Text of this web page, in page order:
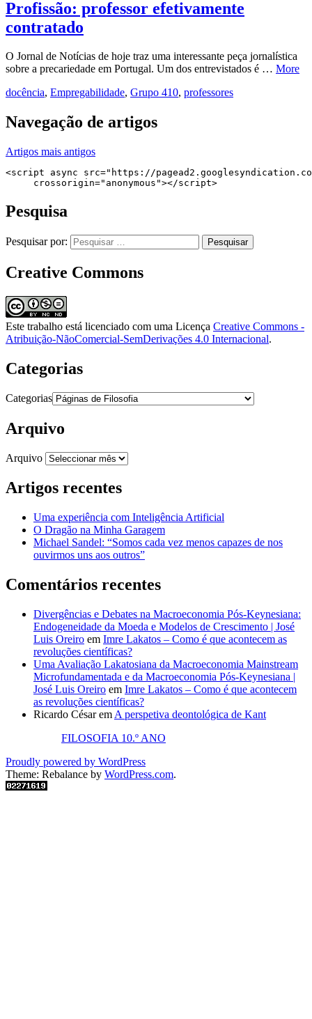
Profissão: professor efetivamente
contratado
O Jornal de Notícias de hoje traz uma interessante peça jornalística
sobre a precariedade em Portugal. Um dos entrevistados é … More
docência, Empregabilidade, Grupo 410, professores
Navegação de artigos
Artigos mais antigos
<script async src="https://
     crossorigin="anonymous"></script>
Pesquisa
Pesquisar por:
Creative Commons
Este trabalho está licenciado com uma Licença Creative Commons -
Atribuição-NãoComercial-SemDerivações 4.0 Internacional.
Categorias
Categorias
Arquivo
Arquivo
Artigos recentes
Uma experiência com Inteligência Artificial
O Dragão na Minha Garagem
Michael Sandel: “Somos cada vez menos capazes de nos
ouvirmos uns aos outros”
Comentários recentes
Divergências e Debates na Macroeconomia Pós-Keynesiana:
Endogeneidade da Moeda e Modelos de Crescimento | José
Luis Oreiro em Imre Lakatos – Como é que acontecem as
revoluções científicas?
Uma Avaliação Lakatosiana da Macroeconomia Mainstream
Microfundamentada e da Macroeconomia Pós-Keynesiana |
José Luis Oreiro em Imre Lakatos – Como é que acontecem
as revoluções científicas?
Ricardo Césarem A perspetiva deontológica de Kant
FILOSOFIA 10.º ANO
Proudly powered by WordPress
Theme: Rebalance by WordPress.com.